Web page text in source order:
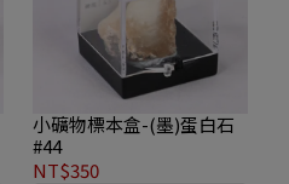
小礦物標本盒-(墨)蛋白石
#44
NT$350